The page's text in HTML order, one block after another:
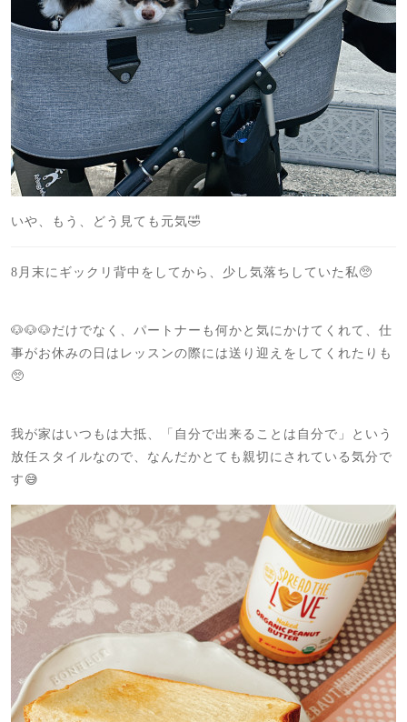
いや、もう、どう見ても元気🤣
8月末にギックリ背中をしてから、少し気落ちしていた私🥺
🐶🐶🐶だけでなく、パートナーも何かと気にかけてくれて、仕
事がお休みの日はレッスンの際には送り迎えをしてくれたりも
🥺
我が家はいつもは大抵、「自分で出来ることは自分で」という
放任スタイルなので、なんだかとても親切にされている気分で
す😅